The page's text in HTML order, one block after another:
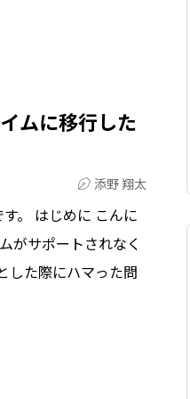
ムに移行した
添野 翔太
。 はじめに こんに
がサポートされなく
した際にハマった問